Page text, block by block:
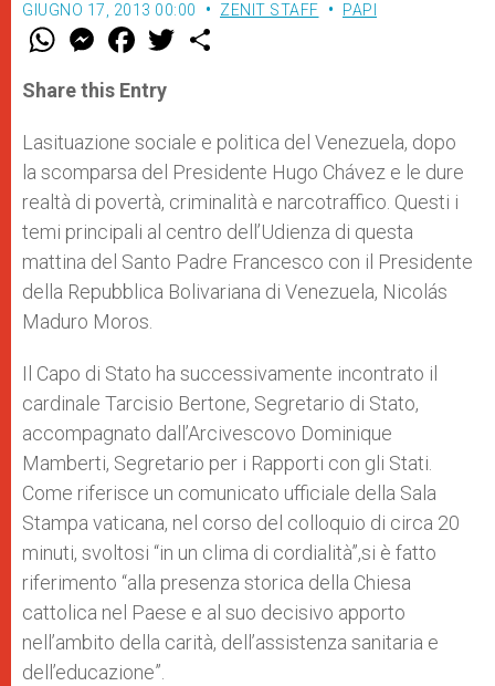
GIUGNO 17, 2013 00:00 ZENIT STAFF PAPI
W
t
s
p
p
M
e
s
e
g
e
r
F
a
e
b
o
k
w
r
Share this Entry
Lasituazione sociale e politica del Venezuela, dopo
la scomparsa del Presidente Hugo Chávez e le dure
realtà di povertà, criminalità e narcotraffico. Questi i
temi principali al centro dell’Udienza di questa
mattina del Santo Padre Francesco con il Presidente
della Repubblica Bolivariana di Venezuela, Nicolás
Maduro Moros.
Il Capo di Stato ha successivamente incontrato il
cardinale Tarcisio Bertone, Segretario di Stato,
accompagnato dall’Arcivescovo Dominique
Mamberti, Segretario per i Rapporti con gli Stati.
Come riferisce un comunicato ufficiale della Sala
Stampa vaticana, nel corso del colloquio di circa 20
minuti, svoltosi “in un clima di cordialità”,si è fatto
riferimento “alla presenza storica della Chiesa
cattolica nel Paese e al suo decisivo apporto
nell’ambito della carità, dell’assistenza sanitaria e
dell’educazione”.